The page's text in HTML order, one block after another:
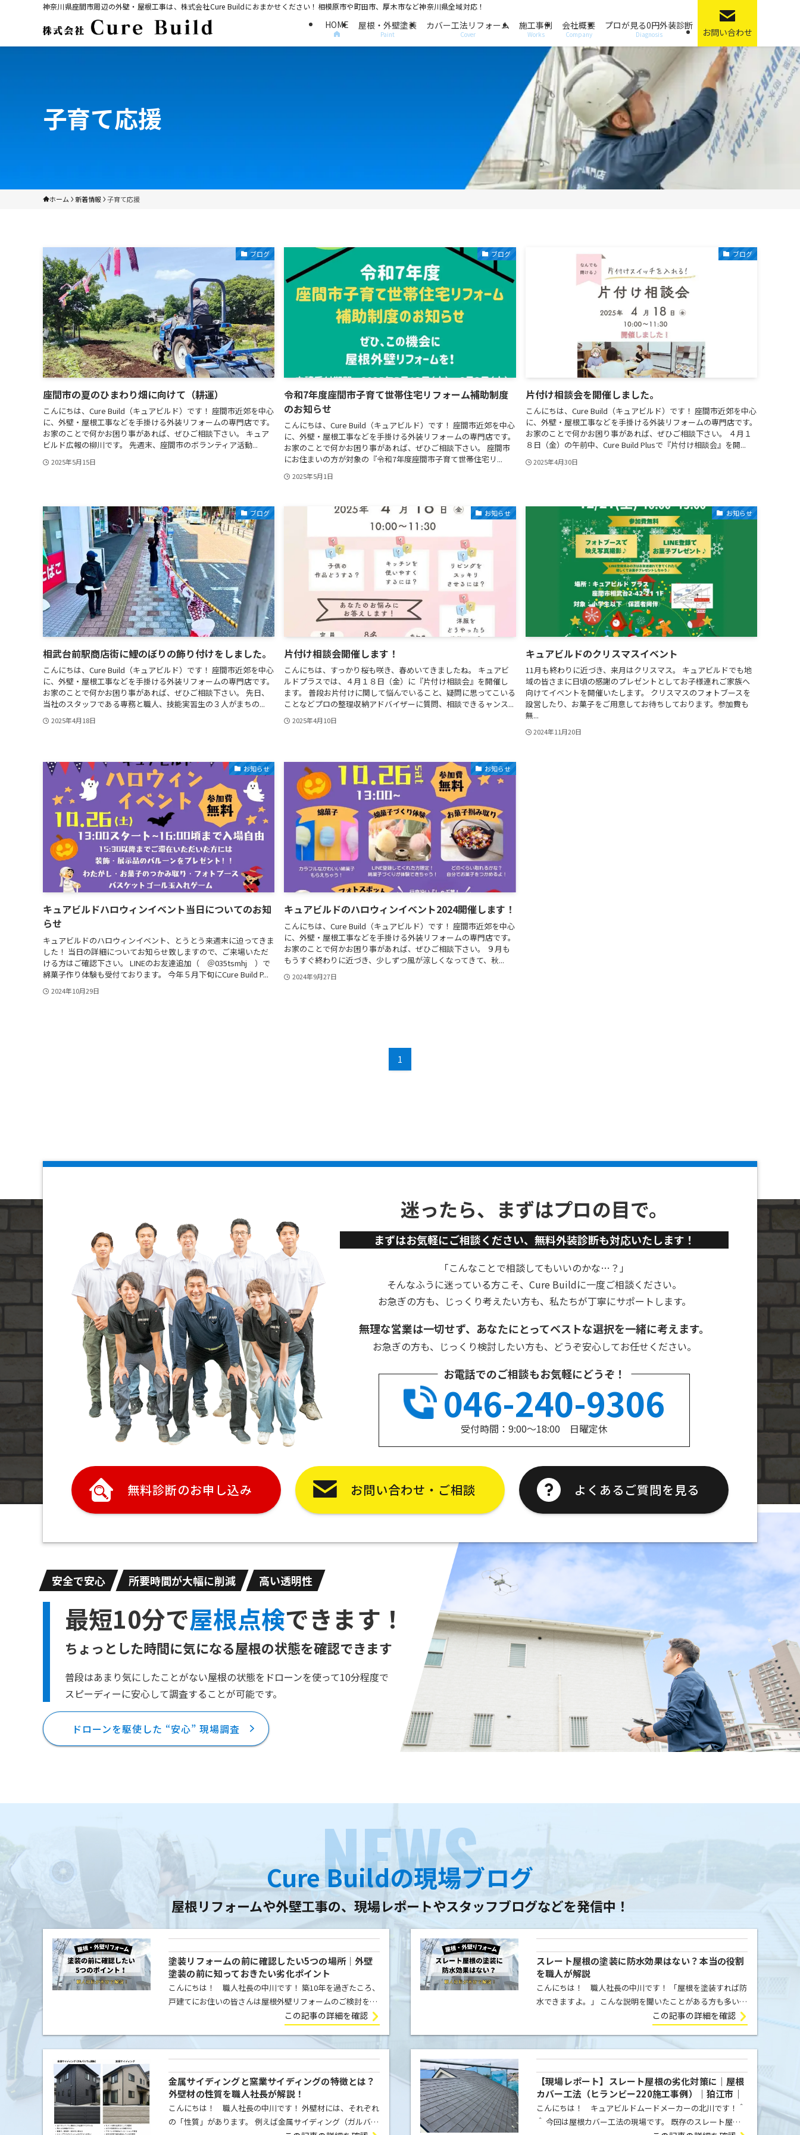
神奈川県座間市周辺の外壁・屋根工事は、株式会社Cure Buildにおまかせください！相模原市や町田市、厚木市など神奈川県全域対応！
HOME 屋根・外壁塗装
Paint
カバー工法リフォーム
Cover
施工事例
Works
会社概要
Company
プロが見る0円外装診断
Diagnosis お問い合わせ
子育て応援
ホーム 新着情報 子育て応援
ブログ
座間市の夏のひまわり畑に向けて（耕運）
こんにちは、Cure Build（キュアビルド）です！ 座間市近郊を中心
に、外壁・屋根工事などを手掛ける外装リフォームの専門店です。
お家のことで何かお困り事があれば、ぜひご相談下さい。 キュア
ビルド広報の柳川です。 先週末、座間市のボランティア活動...
2025年5月15日
ブログ
令和7年度座間市子育て世帯住宅リフォーム補助制度
のお知らせ
こんにちは、Cure Build（キュアビルド）です！ 座間市近郊を中心
に、外壁・屋根工事などを手掛ける外装リフォームの専門店です。
お家のことで何かお困り事があれば、ぜひご相談下さい。 座間市
にお住まいの方が対象の『令和7年度座間市子育て世帯住宅リ...
2025年5月1日
ブログ
片付け相談会を開催しました。
こんにちは、Cure Build（キュアビルド）です！ 座間市近郊を中心
に、外壁・屋根工事などを手掛ける外装リフォームの専門店です。
お家のことで何かお困り事があれば、ぜひご相談下さい。 ４月１
８日（金）の午前中、Cure Build Plusで『片付け相談会』を開...
2025年4月30日
ブログ
相武台前駅商店街に鯉のぼりの飾り付けをしました。
こんにちは、Cure Build（キュアビルド）です！ 座間市近郊を中心
に、外壁・屋根工事などを手掛ける外装リフォームの専門店です。
お家のことで何かお困り事があれば、ぜひご相談下さい。 先日、
当社のスタッフである専務と職人、技能実習生の３人がまちの...
2025年4月18日
お知らせ
片付け相談会開催します！
こんにちは、すっかり桜も咲き、春めいてきましたね。 キュアビ
ルドプラスでは、４月１８日（金）に『片付け相談会』を開催し
ます。 普段お片付けに関して悩んでいること、疑問に思ってこいる
ことなどプロの整理収納アドバイザーに質問、相談できるャンス...
2025年4月10日
お知らせ
キュアビルドのクリスマスイベント
11月も終わりに近づき、来月はクリスマス。 キュアビルドでも地
域の皆さまに日頃の感謝のプレゼントとしてお子様連れご家族へ
向けてイベントを開催いたします。 クリスマスのフォトブースを
設営したり、お菓子をご用意してお待ちしております。参加費も
無...
2024年11月20日
お知らせ
キュアビルドハロウィンイベント当日についてのお知
らせ
キュアビルドのハロウィンイベント、とうとう来週末に迫ってきま
した！ 当日の詳細についてお知らせ致しますので、ご来場いただ
ける方はご確認下さい。 LINEのお友達追加（ ＠035tsmhj ）で
綿菓子作り体験も受付ております。 今年５月下旬にCure Build P...
2024年10月29日
お知らせ
キュアビルドのハロウィンイベント2024開催します！
こんにちは、Cure Build（キュアビルド）です！ 座間市近郊を中心
に、外壁・屋根工事などを手掛ける外装リフォームの専門店です。
お家のことで何かお困り事があれば、ぜひご相談下さい。 ９月も
もうすぐ終わりに近づき、少しずつ風が涼しくなってきて、秋...
2024年9月27日
1
迷ったら、まずはプロの目で。
まずはお気軽にご相談ください、 無料外装診断も対応いたします！
「こんなことで相談してもいいのかな…？」
そんなふうに迷っている方こそ、Cure Buildに一度ご相談ください。
お急ぎの方も、じっくり考えたい方も、私たちが丁寧にサポートします。
無理な営業は一切せず、あなたにとってベストな選択を一緒に考えます。
お急ぎの方も、じっくり検討したい方も、どうぞ安心してお任せください。
お電話でのご相談もお気軽にどうぞ！
046-240-9306
受付時間：9:00～18:00 日曜定休
無料診断のお申し込み お問い合わせ・ご相談 よくあるご質問を見る
安全で安心 所要時間が大幅に削減 高い透明性
最短10分で屋根点検できます！
ちょっとした時間に気になる屋根の状態を確認できます
普段はあまり気にしたことがない屋根の状態をドローンを使って10分程度で
スピーディーに安心して調査することが可能です。
ドローンを駆使した “安心” 現場調査
NEWS
Cure Buildの現場ブログ
屋根リフォームや外壁工事の、 現場レポートやスタッフブログなどを発信中！
塗装リフォームの前に確認したい5つの場所｜外壁
塗装の前に知っておきたい劣化ポイント
こんにちは！ 職人社長の中川です！ 築10年を過ぎたころ、
戸建てにお住いの皆さんは屋根外壁リフォームのご検討をさ
れますよね！今日は、リフォームの前に確認すべき5つのポ
イントをお話しします！ ①屋根 屋根は普段見ることがで
この記事の詳細を確認
スレート屋根の塗装に防水効果はない？本当の役割
を職人が解説
こんにちは！ 職人社長の中川です！ 「屋根を塗装すれば防
水できますよ。」 こんな説明を聞いたことがある方も多いと
思います。 しかし、スレート屋根に関して言えば、この考え
方には少し誤解があります。 実は、屋根塗装の本来の目 […]
この記事の詳細を確認
金属サイディングと窯業サイディングの特徴とは？
外壁材の性質を職人社長が解説！
こんにちは！ 職人社長の中川です！ 外壁材には、それぞれ
の「性質」があります。 例えば金属サイディング（ガルバリ
【現場レポート】スレート屋根の劣化対策に｜屋根
カバー工法（ヒランビー220施工事例）｜狛江市｜
元請け案件
こんにちは！ キュアビルドムードメーカーの北川です！＾
＾ 今回は屋根カバー工法の現場です。 既存のスレート屋根